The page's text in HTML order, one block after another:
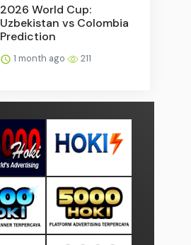
2026 World Cup:
Uzbekistan vs Colombia
Prediction
1 month ago 211